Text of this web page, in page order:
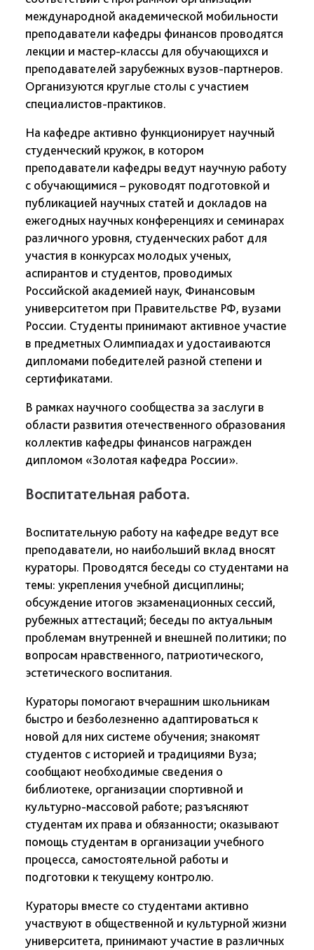
международной академической мобильности
преподаватели кафедры финансов проводятся
лекции и мастер-классы для обучающихся и
преподавателей зарубежных вузов-партнеров.
Организуются круглые столы с участием
специалистов-практиков.
На кафедре активно функционирует научный
студенческий кружок, в котором
преподаватели кафедры ведут научную работу
с обучающимися – руководят подготовкой и
публикацией научных статей и докладов на
ежегодных научных конференциях и семинарах
различного уровня, студенческих работ для
участия в конкурсах молодых ученых,
аспирантов и студентов, проводимых
Российской академией наук, Финансовым
университетом при Правительстве РФ, вузами
России. Студенты принимают активное участие
в предметных Олимпиадах и удостаиваются
дипломами победителей разной степени и
сертификатами.
В рамках научного сообщества за заслуги в
области развития отечественного образования
коллектив кафедры финансов награжден
дипломом «Золотая кафедра России».
Воспитательная работа.
Воспитательную работу на кафедре ведут все
преподаватели, но наибольший вклад вносят
кураторы. Проводятся беседы со студентами на
темы: укрепления учебной дисциплины;
обсуждение итогов экзаменационных сессий,
рубежных аттестаций; беседы по актуальным
проблемам внутренней и внешней политики; по
вопросам нравственного, патриотического,
эстетического воспитания.
Кураторы помогают вчерашним школьникам
быстро и безболезненно адаптироваться к
новой для них системе обучения; знакомят
студентов с историей и традициями Вуза;
сообщают необходимые сведения о
библиотеке, организации спортивной и
культурно-массовой работе; разъясняют
студентам их права и обязанности; оказывают
помощь студентам в организации учебного
процесса, самостоятельной работы и
подготовки к текущему контролю.
Кураторы вместе со студентами активно
участвуют в общественной и культурной жизни
университета, принимают участие в различных